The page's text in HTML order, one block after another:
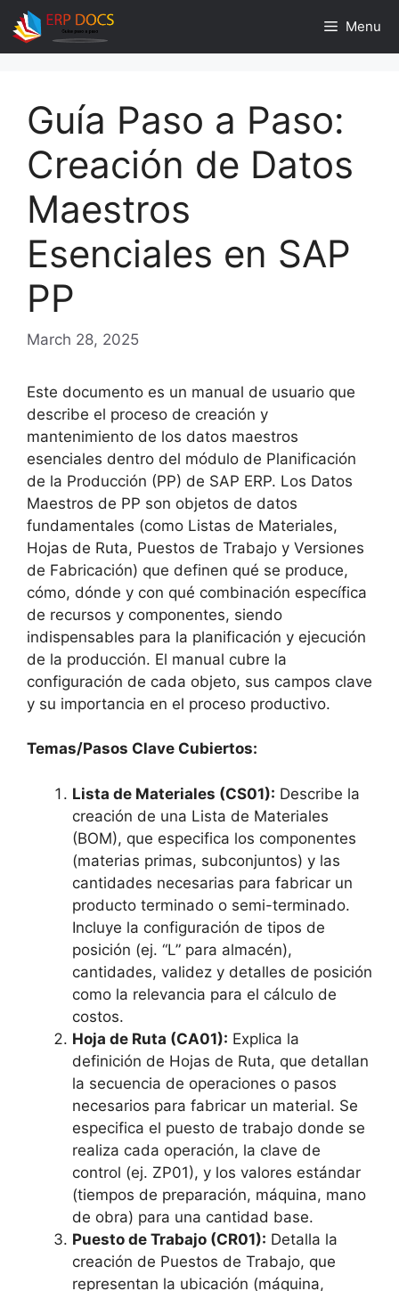
Skip
to
content
Menu
Guía Paso a Paso:
Creación de Datos
Maestros
Esenciales en SAP
PP
March 28, 2025
Este documento es un manual de usuario que
describe el proceso de creación y
mantenimiento de los datos maestros
esenciales dentro del módulo de Planificación
de la Producción (PP) de SAP ERP. Los Datos
Maestros de PP son objetos de datos
fundamentales (como Listas de Materiales,
Hojas de Ruta, Puestos de Trabajo y Versiones
de Fabricación) que definen qué se produce,
cómo, dónde y con qué combinación específica
de recursos y componentes, siendo
indispensables para la planificación y ejecución
de la producción. El manual cubre la
configuración de cada objeto, sus campos clave
y su importancia en el proceso productivo.
Temas/Pasos Clave Cubiertos:
Lista de Materiales (CS01): Describe la
creación de una Lista de Materiales
(BOM), que especifica los componentes
(materias primas, subconjuntos) y las
cantidades necesarias para fabricar un
producto terminado o semi-terminado.
Incluye la configuración de tipos de
posición (ej. “L” para almacén),
cantidades, validez y detalles de posición
como la relevancia para el cálculo de
costos.
Hoja de Ruta (CA01): Explica la
definición de Hojas de Ruta, que detallan
la secuencia de operaciones o pasos
necesarios para fabricar un material. Se
especifica el puesto de trabajo donde se
realiza cada operación, la clave de
control (ej. ZP01), y los valores estándar
(tiempos de preparación, máquina, mano
de obra) para una cantidad base.
Puesto de Trabajo (CR01): Detalla la
creación de Puestos de Trabajo, que
representan la ubicación (máquina,